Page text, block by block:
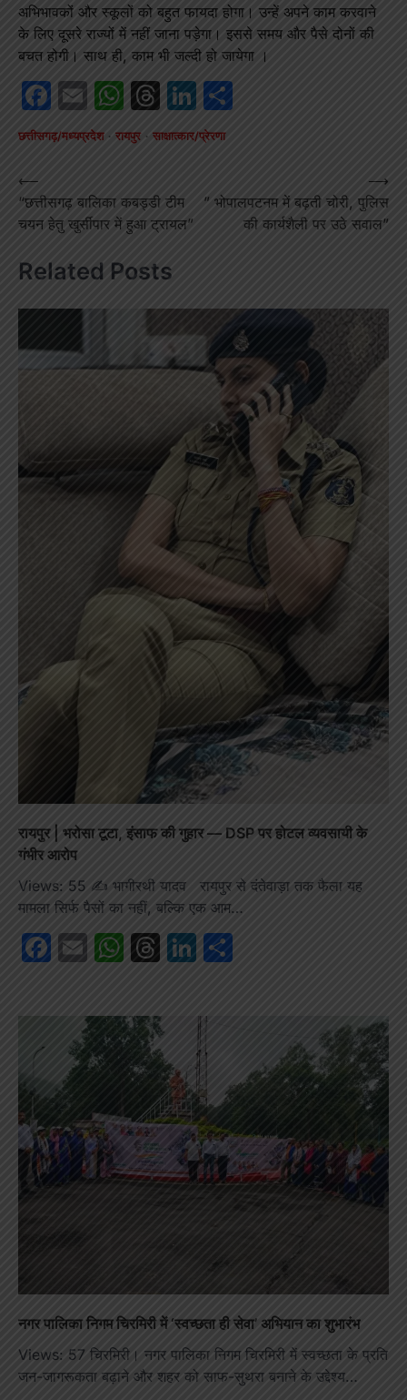
अभिभावकों और स्कूलों को बहुत फायदा होगा। उन्हें अपने काम करवाने
के लिए दूसरे राज्यों में नहीं जाना पड़ेगा। इससे समय और पैसे दोनों की
बचत होगी। साथ ही, काम भी जल्दी हो जायेगा ।
Facebook
EmailWhatsApp
Threads
LinkedIn
छत्तीसगढ़/मध्यप्रदेश रायपुर साक्षात्कार/प्रेरणा
Post
navigation
⟵
“छत्तीसगढ़ बालिका कबड्डी टीम
चयन हेतु खुर्सीपार में हुआ ट्रायल”
” भोपालपटनम में बढ़ती चोरी, पुलिस
की कार्यशैली पर उठे सवाल”
⟶
Related Posts
रायपुर | भरोसा टूटा, इंसाफ की गुहार — DSP पर होटल व्यवसायी के
गंभीर आरोप
Views: 55 ✍️ भागीरथी यादव रायपुर से दंतेवाड़ा तक फैला यह
मामला सिर्फ पैसों का नहीं, बल्कि एक आम…
Facebook
EmailWhatsApp
Threads
LinkedIn
नगर पालिका निगम चिरमिरी में ‘स्वच्छता ही सेवा’ अभियान का शुभारंभ
Views: 57 चिरमिरी। नगर पालिका निगम चिरमिरी में स्वच्छता के प्रति
जन-जागरूकता बढ़ाने और शहर को साफ-सुथरा बनाने के उद्देश्य…